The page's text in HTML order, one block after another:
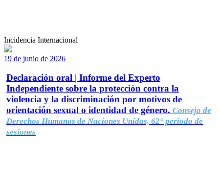
Incidencia Internacional
19 de junio de 2026
Declaración oral | Informe del Experto
Independiente sobre la protección contra la
violencia y la discriminación por motivos de
orientación sexual o identidad de género. Consejo de
Derechos Humanos de Naciones Unidas, 62° período de
sesiones